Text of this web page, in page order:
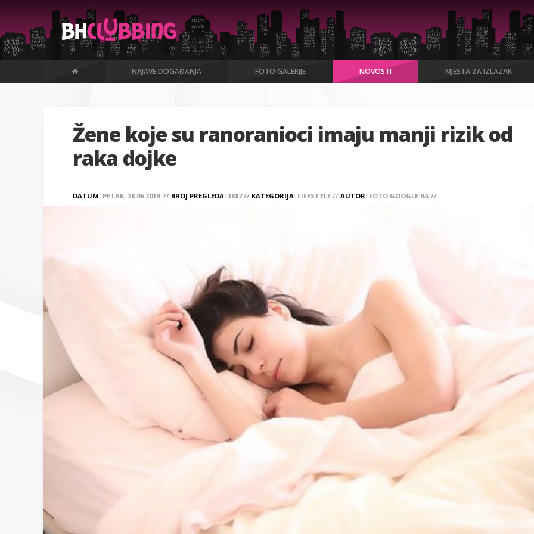
NAJAVE DOGAĐANJA FOTO GALERIJE NOVOSTI MJESTA ZA IZLAZAK
Žene koje su ranoranioci imaju manji rizik od
raka dojke
DATUM: PETAK, 28.06.2019. // BROJ PREGLEDA: 1887 // KATEGORIJA: LIFESTYLE // AUTOR: FOTO:GOOGLE.BA //